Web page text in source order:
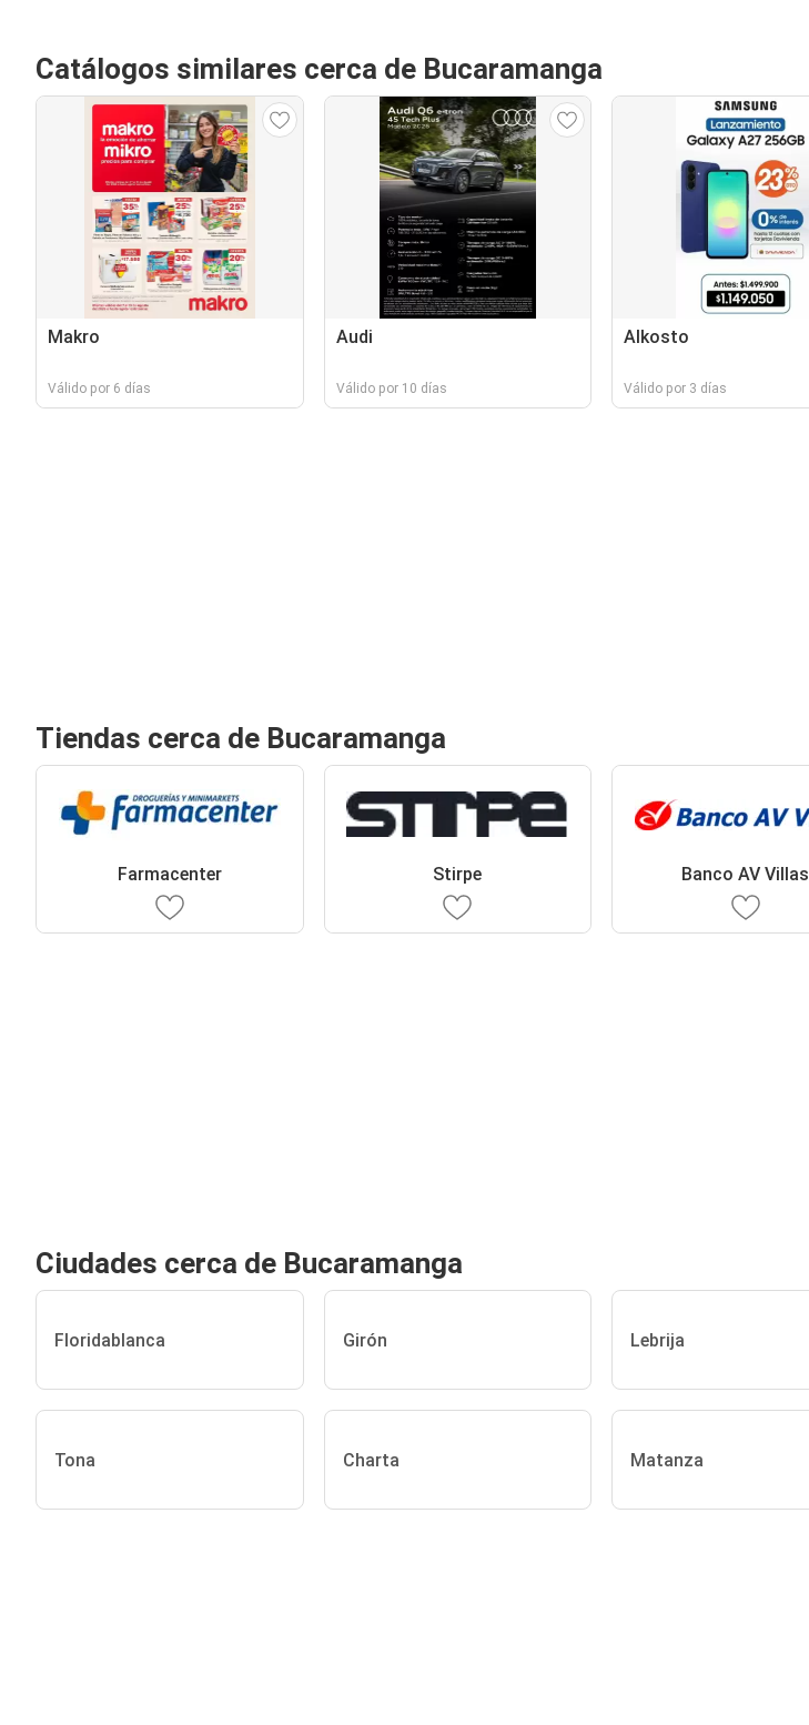
Catálogos similares cerca de Bucaramanga
Makro
Válido por 6 días
Audi
Válido por 10 días
Alkosto
Válido por 3 días
Tiendas cerca de Bucaramanga
Farmacenter Stirpe Banco AV Villas
Ciudades cerca de Bucaramanga
Floridablanca Girón Lebrija
Tona Charta Matanza